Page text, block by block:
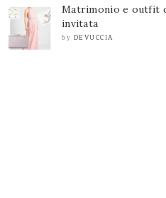
Matrimonio e outfit
invitata
by DEVUCCIA